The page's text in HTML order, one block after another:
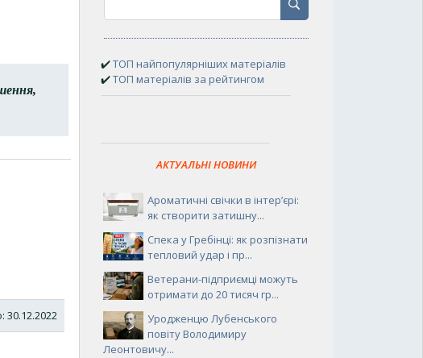
30.12.2022
✔️ТОП найпопулярніших матеріалів
✔️ТОП матеріалів за рейтингом
АКТУАЛЬНІ НОВИНИ
Ароматичні свічки в інтер’єрі:
як створити затишну...
Спека у Гребінці: як розпізнати
тепловий удар і пр...
Ветерани-підприємці можуть
отримати до 20 тисяч гр...
Уродженцю Лубенського
повіту Володимиру
Леонтовичу...